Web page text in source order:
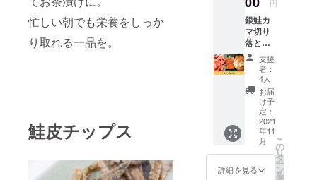
忙しい朝でも栄養をしっか
り取れる一品を。
鮭皮チップス
円
銀鮭カ
マ切り
落とし
1kg、銀
鮭切り
身 20
切、西
京漬け
1kgを
セット
でお届
けしま
す。 ※
送料込
支援
者：
4人
お届
け予
定：
2021
年11
月
詳細を見る
こ
の
リ
タ
ー
ン
を